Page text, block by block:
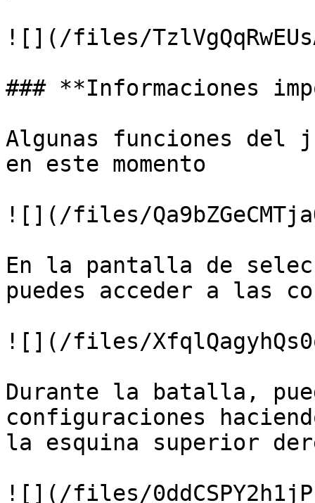
![](/files/
### **Informaciones
Algunas funciones del
en este momento
![](/files/
En la pantalla de
puedes acceder a las
![](/files/
Durante la batalla,
configuraciones
la esquina superior
![](/files/